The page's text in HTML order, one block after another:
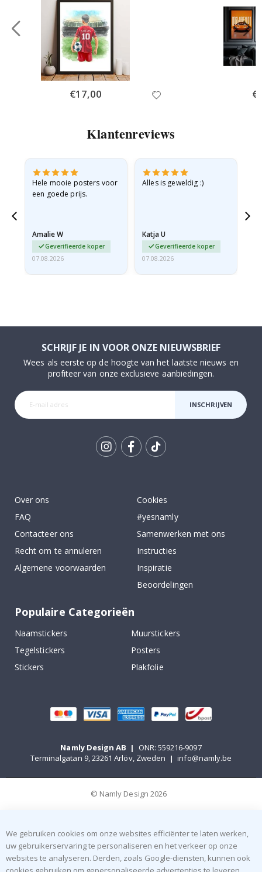
Special
Price
€17,00
Klantenreviews
Hele mooie posters voor
een goede prijs.
Amalie W
Geverifieerde koper
07.08.2026
Alles is geweldig :)
Katja U
Geverifieerde koper
07.08.2026
SCHRIJF JE IN VOOR ONZE NIEUWSBRIEF
Wees als eerste op de hoogte van het laatste nieuws en
profiteer van onze exclusieve aanbiedingen.
INSCHRIJVEN
Over ons
FAQ
Contacteer ons
Recht om te annuleren
Algemene voorwaarden
Cookies
#yesnamly
Samenwerken met ons
Instructies
Inspiratie
Beoordelingen
Populaire Categorieën
Naamstickers
Muurstickers
Tegelstickers
Posters
Stickers
Plakfolie
Namly Design AB |
ONR: 559216-9097
Terminalgatan 9, 23261 Arlöv, Zweden | info@namly.be
© Namly Design 2026
We gebruiken cookies om onze websites efficiënter te laten werken,
uw gebruikerservaring te personaliseren en het verkeer op onze
websites te analyseren. Derden, zoals Google-diensten, kunnen ook